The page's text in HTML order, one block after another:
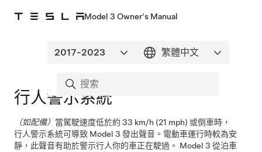
Model 3 Owner's Manual
行人警示系統
（如配備） 當駕駛速度低於約 33 km/h (21 mph) 或倒車時，
行人警示系統可導致 Model 3 發出聲音。電動車運行時較為安
靜，此聲音有助於警示行人你的車正在駛過。 Model 3 從泊車